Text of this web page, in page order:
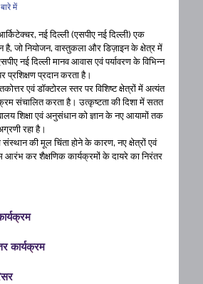
में
नई दिल्ली (एसपीए नई दिल्ली) एक
है, जो नियोजन, वास्तुकला और डिज़ाइन के क्षेत्र में
नई दिल्ली मानव आवास एवं पर्यावरण के विभिन्न
प्रशिक्षण प्रदान करता है।
एवं डॉक्टोरल स्तर पर विशिष्ट क्षेत्रों में अत्यंत
संचालित करता है। उत्कृष्टता की दिशा में सतत
शिक्षा एवं अनुसंधान को ज्ञान के नए आयामों तक
रहा है।
संस्थान की मूल चिंता होने के कारण, नए क्षेत्रों एवं
आरंभ कर शैक्षणिक कार्यक्रमों के दायरे का निरंतर
कार्यक्रम